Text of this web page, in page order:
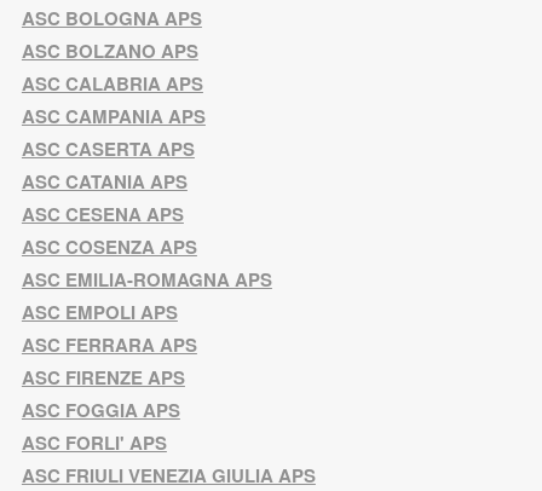
ASC BOLOGNA APS
ASC BOLZANO APS
ASC CALABRIA APS
ASC CAMPANIA APS
ASC CASERTA APS
ASC CATANIA APS
ASC CESENA APS
ASC COSENZA APS
ASC EMILIA-ROMAGNA APS
ASC EMPOLI APS
ASC FERRARA APS
ASC FIRENZE APS
ASC FOGGIA APS
ASC FORLI' APS
ASC FRIULI VENEZIA GIULIA APS